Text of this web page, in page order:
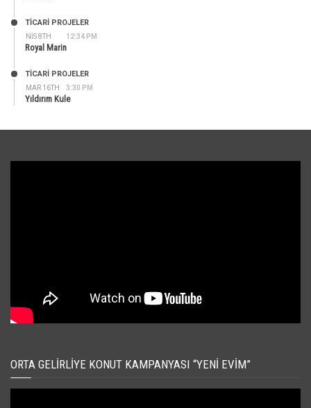
NIS 8TH 12:34 PM
TİCARİ PROJELER
Royal Marin
MAR 16TH 3:30 PM
TİCARİ PROJELER
Yıldırım Kule
ORTA GELIRLIYE KONUT KAMPANYASI “YENI EVIM”